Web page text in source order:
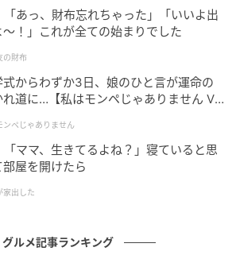
番メニューが《リニューアル》だっ
【スタバ】の「キャラマキ」が気に
あっ、財布忘れちゃった」「いいよ出
〜！」これが全ての始まりでした
の財布
式からわずか3日、娘のひと言が運命の
れ道に…【私はモンペじゃありません Vo
ンペじゃありません
ママ、生きてるよね？」寝ていると思
部屋を開けたら
家出した
グルメ記事ランキング